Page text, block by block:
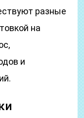
разные
на
и